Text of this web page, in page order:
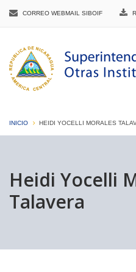
CORREO WEBMAIL SIBOIF
INICIO HEIDI YOCELLI MORALES
Heidi Yocelli
Talavera